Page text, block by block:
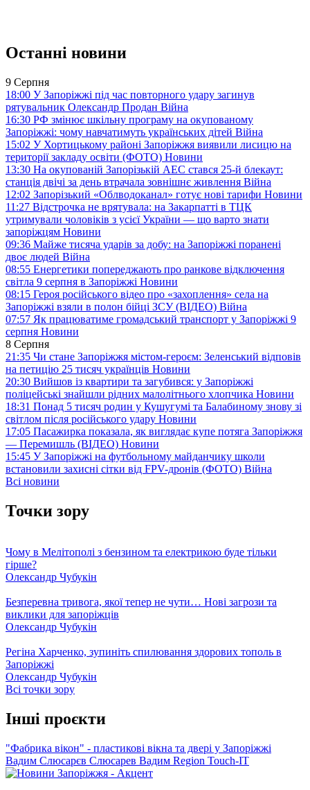
Останні новини
9 Серпня
18:00 У Запоріжжі під час повторного удару загинув
рятувальник Олександр Продан Війна
16:30 РФ змінює шкільну програму на окупованому
Запоріжжі: чому навчатимуть українських дітей Війна
15:02 У Хортицькому районі Запоріжжя виявили лисицю на
території закладу освіти (ФОТО) Новини
13:30 На окупованій Запорізькій АЕС стався 25-й блекаут:
станція двічі за день втрачала зовнішнє живлення Війна
12:02 Запорізький «Облводоканал» готує нові тарифи Новини
11:27 Відстрочка не врятувала: на Закарпатті в ТЦК
утримували чоловіків з усієї України — що варто знати
запоріжцям Новини
09:36 Майже тисяча ударів за добу: на Запоріжжі поранені
двоє людей Війна
08:55 Енергетики попереджають про ранкове відключення
світла 9 серпня в Запоріжжі Новини
08:15 Героя російського відео про «захоплення» села на
Запоріжжі взяли в полон бійці ЗСУ (ВІДЕО) Війна
07:57 Як працюватиме громадський транспорт у Запоріжжі 9
серпня Новини
8 Серпня
21:35 Чи стане Запоріжжя містом-героєм: Зеленський відповів
на петицію 25 тисяч українців Новини
20:30 Вийшов із квартири та загубився: у Запоріжжі
поліцейські знайшли рідних малолітнього хлопчика Новини
18:31 Понад 5 тисяч родин у Кушугумі та Балабиному знову зі
світлом після російського удару Новини
17:05 Пасажирка показала, як виглядає купе потяга Запоріжжя
— Перемишль (ВІДЕО) Новини
15:45 У Запоріжжі на футбольному майданчику школи
встановили захисні сітки від FPV-дронів (ФОТО) Війна
Всі новини
Точки зору
Чому в Мелітополі з бензином та електрикою буде тільки
гірше?
Олександр Чубукін
Безперевна тривога, якої тепер не чути… Нові загрози та
виклики для запоріжців
Олександр Чубукін
Регіна Харченко, зупиніть спилювання здорових тополь в
Запоріжжі
Олександр Чубукін
Всі точки зору
Інші проєкти
"Фабрика вікон" - пластикові вікна та двері у Запоріжжі
Вадим Слюсарєв Слюсарев Вадим Region Touch-IT